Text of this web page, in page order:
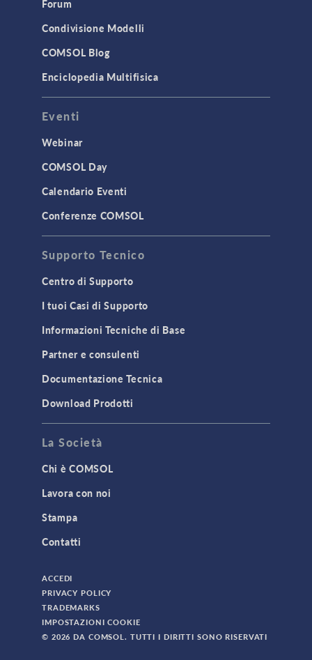
Forum
Condivisione Modelli
COMSOL Blog
Enciclopedia Multifisica
Eventi
Webinar
COMSOL Day
Calendario Eventi
Conferenze COMSOL
Supporto Tecnico
Centro di Supporto
I tuoi Casi di Supporto
Informazioni Tecniche di Base
Partner e consulenti
Documentazione Tecnica
Download Prodotti
La Società
Chi è COMSOL
Lavora con noi
Stampa
Contatti
ACCEDI
PRIVACY POLICY
TRADEMARKS
IMPOSTAZIONI COOKIE
© 2026 DA COMSOL. TUTTI I DIRITTI SONO RISERVATI